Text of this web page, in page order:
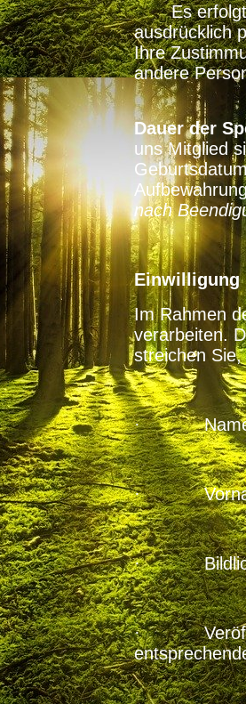
Es erfolgt,
ausdrücklich
Ihre
andere
Dauer der
uns Mitglied
nach
Einwilligung
Im Rahmen
verarbeiten.
streichen
·
·
· Bildliche
·